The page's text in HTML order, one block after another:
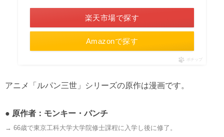
楽天市場で探す
Amazonで探す
ポチップ
アニメ「ルパン三世」シリーズの原作は漫画です。
● 原作者： モンキー・パンチ
→ 66歳で東京工科大学大学院修士課程に入学し後に修了。